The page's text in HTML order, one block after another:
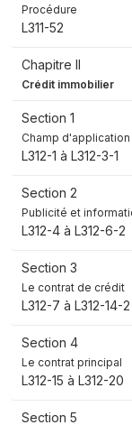
Procédure
L311-52
Chapitre II
Crédit immobilier
Section 1
Champ d'application
L312-1 à L312-3-1
Section 2
Publicité et
L312-4 à L312-6-2
Section 3
Le contrat de crédit
L312-7 à L312-14-2
Section 4
Le contrat principal
L312-15 à L312-20
Section 5